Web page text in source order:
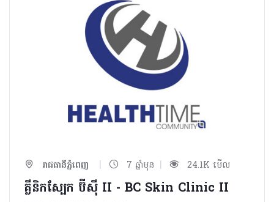
រាជធានីភ្នំពេញ | 7 ឆ្នាំមុន | 24.1K មើល
គ្លីនិកស្បែក ប៊ីស៊ី II - BC Skin Clinic II